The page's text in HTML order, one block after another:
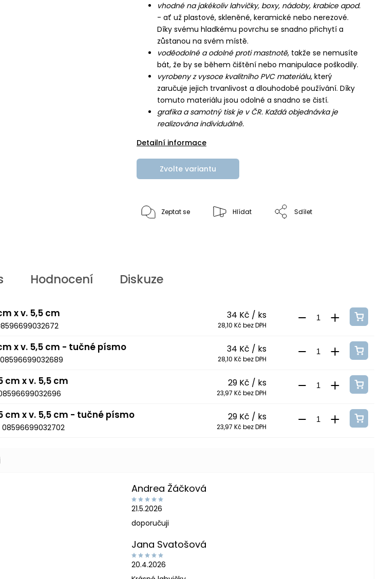
vhodné na jakékoliv lahvičky, boxy, nádoby, krabice apod.
- ať už plastové, skleněné, keramické nebo nerezové.
Díky svému hladkému povrchu se snadno přichytí a
zůstanou na svém místě.
voděodolné a odolné proti mastnotě, takže se nemusíte
bát, že by se během čištění nebo manipulace poškodily.
vyrobeny z vysoce kvalitního PVC materiálu, který
zaručuje jejich trvanlivost a dlouhodobé používání. Díky
tomuto materiálu jsou odolné a snadno se čistí.
grafika a samotný tisk je v ČR. Každá objednávka je
realizována individuálně.
Detailní informace
Zvolte variantu
Zeptat se Hlídat Sdílet
Hodnocení Diskuze
x v. 5,5 cm 34 Kč / ks
28,10 Kč bez DPH
x v. 5,5 cm - tučné písmo
08596699032689
34 Kč / ks
28,10 Kč bez DPH
cm x v. 5,5 cm 29 Kč / ks
23,97 Kč bez DPH
cm x v. 5,5 cm - tučné písmo
08596699032702
29 Kč / ks
23,97 Kč bez DPH
Andrea Žáčková
21.5.2026
doporučuji
Jana Svatošová
20.4.2026